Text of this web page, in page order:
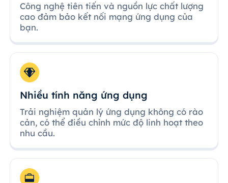
Công nghệ tiên tiến và nguồn lực chất lượng
cao đảm bảo kết nối mạng ứng dụng của
bạn.
Nhiều tính năng ứng dụng
Trải nghiệm quản lý ứng dụng không có rào
cản, có thể điều chỉnh mức độ linh hoạt theo
nhu cầu.